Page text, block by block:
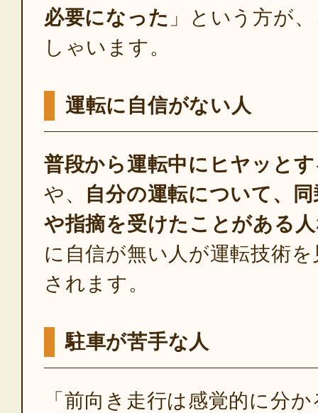
必要になった 」という方が
しゃいます。
運転に自信がない人
普段から運転中にヒヤッと
や、 自分の運転について、
や指摘を受けたことがある人
に自信が無い人が運転技術
されます。
駐車が苦手な人
「前向き走行は感覚的に分